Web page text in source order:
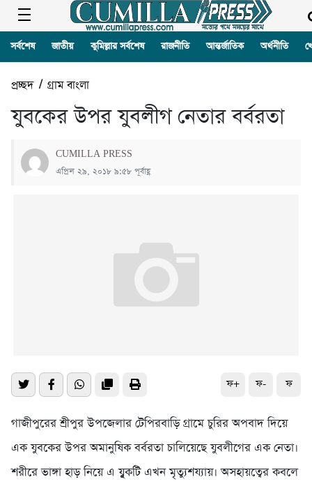
সর্বশেষ জাতীয় কুমিল্লার সর্বশেষ রাজনীতি আন্তর্জাতিক অর্থনীতি
প্রচ্ছদ/ গ্রাম বাংলা
যুবকের উপর যুবলীগ নেতার বর্বরতা
CUMILLA PRESS
এপ্রিল ২৯, ২০১৮ ৯:৫৮ পূর্বাহ্ণ
ফ+ ফ- ফ
গাজীপুরের শ্রীপুর উপজেলার টেপিরবাড়ি গ্রামে চুরির অপবাদ দিয়ে
এক যুবকের উপর অমানুষিক বর্বরতা চালিয়েছে যুবলীগের এক নেতা।
শরীরে ভাঙ্গা হাড় নিয়ে এ য্বুকটি এখন মৃত্যুশয্যায়। অসহায়ত্বের কবলে